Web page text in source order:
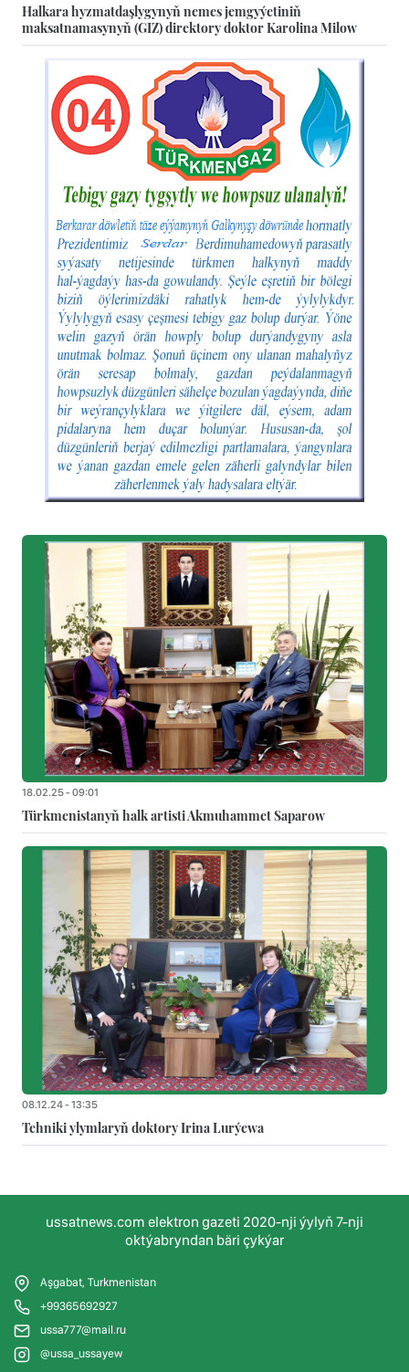
Halkara hyzmatdaşlygynyň nemes jemgyýetiniň
maksatnamasynyň (GIZ) direktory doktor Karolina Milow
18.02.25 - 09:01
Türkmenistanyň halk artisti Akmuhammet Saparow
08.12.24 - 13:35
Tehniki ylymlaryň doktory Irina Lurýewa
ussatnews.com elektron gazeti 2020-nji ýylyň 7-nji
oktýabryndan bäri çykýar
Aşgabat, Turkmenistan
+99365692927
ussa777@mail.ru
@ussa_ussayew